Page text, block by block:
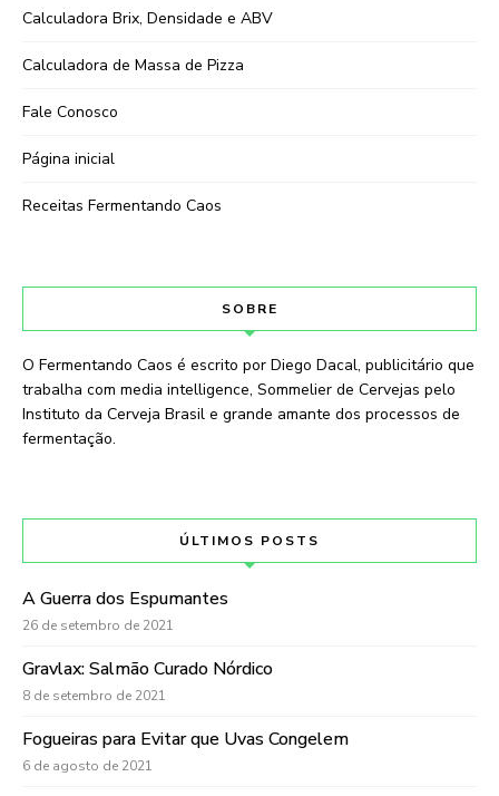
Calculadora Brix, Densidade e ABV
Calculadora de Massa de Pizza
Fale Conosco
Página inicial
Receitas Fermentando Caos
SOBRE
O Fermentando Caos é escrito por Diego Dacal, publicitário que
trabalha com media intelligence, Sommelier de Cervejas pelo
Instituto da Cerveja Brasil e grande amante dos processos de
fermentação.
ÚLTIMOS POSTS
A Guerra dos Espumantes
26 de setembro de 2021
Gravlax: Salmão Curado Nórdico
8 de setembro de 2021
Fogueiras para Evitar que Uvas Congelem
6 de agosto de 2021